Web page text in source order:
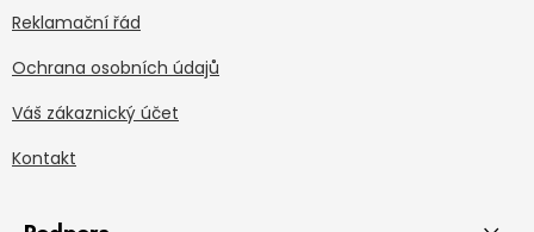
Reklamační řád
Ochrana osobních údajů
Váš zákaznický účet
Kontakt